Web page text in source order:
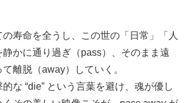
の寿命を全うし、この世の「日常」「人
かに通り過ぎ（pass）、そのまま遠
離脱（away）していく。
な “die” という言葉を避け、魂が優し